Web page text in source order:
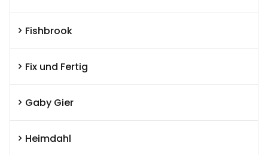
Fishbrook
Fix und Fertig
Gaby Gier
Heimdahl